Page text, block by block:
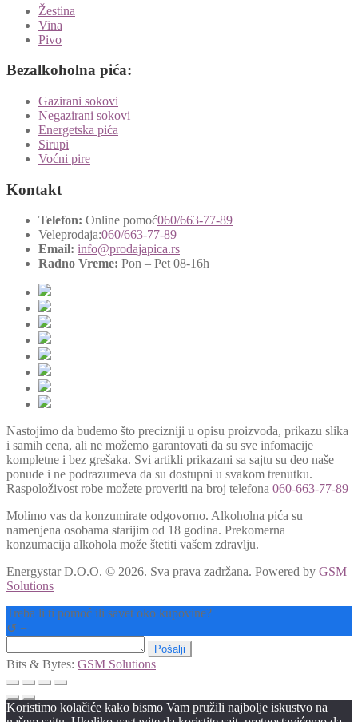
Žestina
Vina
Pivo
Bezalkoholna pića:
Gazirani sokovi
Negazirani sokovi
Energetska pića
Sirupi
Voćni pire
Kontakt
Telefon: Online pomoć060/663-77-89
Veleprodaja:060/663-77-89
Email: info@prodajapica.rs
Radno Vreme: Pon – Pet 08-16h
Nastojimo da budemo što precizniji u opisu proizvoda, prikazu slika
i samih cena, ali ne možemo garantovati da su sve infomacije
kompletne i bez grešaka. Svi artikli prikazani sa sajtu su deo naše
ponude i ne podrazumeva da su dostupni u svakom trenutku.
Raspoloživost robe možete proveriti na broj telefona 060-663-77-89
Molimo vas da konzumirate odgovorno. Alkoholna pića su
namenjena osobama starijim od 18 godina. Prekomerna
konzumacija alkohola može štetiti vašem zdravlju.
Energystar D.O.O. © 2026. Sva prava zadržana. Powered by GSM
Solutions
Treba li ti pomoć ili savet oko kupovine?
↺ −
Pošalji
Bits & Bytes: GSM Solutions
Koristimo kolačiće kako bismo Vam pružili najbolje iskustvo na